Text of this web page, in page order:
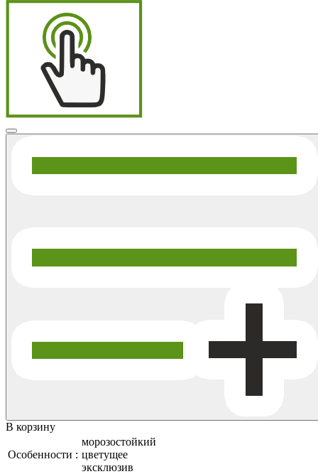
В корзину
Особенности :
морозостойкий
цветущее
эксклюзив